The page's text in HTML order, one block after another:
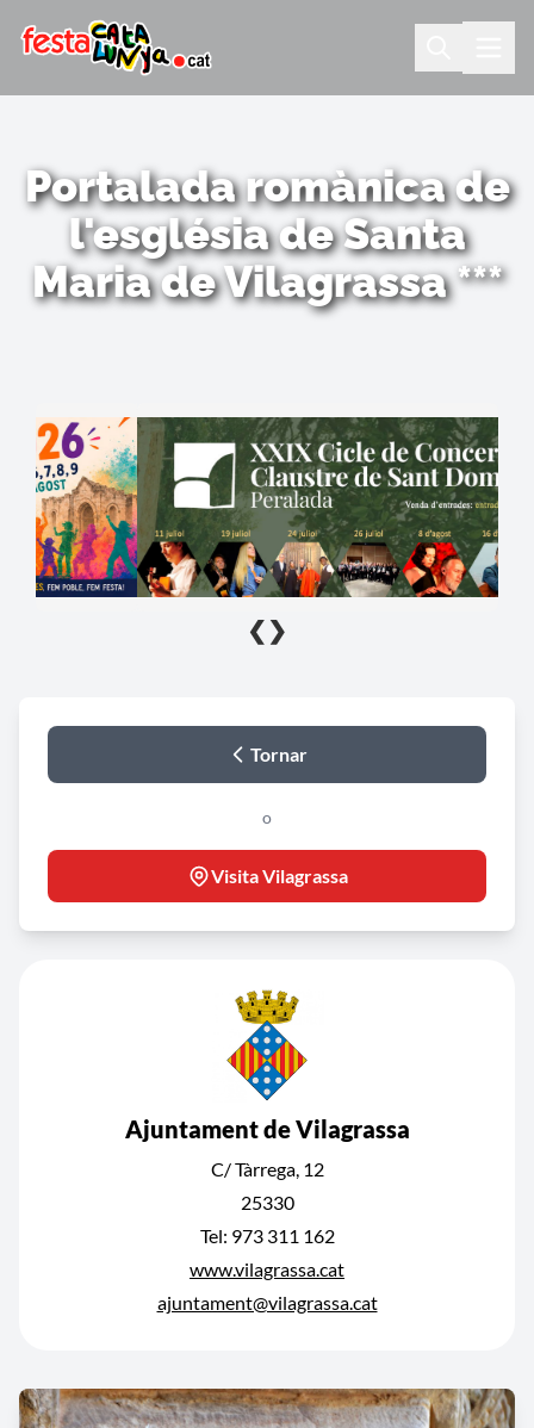
Portalada romànica de
l'església de Santa
Maria de Vilagrassa ***
❮ ❯
Tornar
o
Visita Vilagrassa
Ajuntament de Vilagrassa
C/ Tàrrega, 12
25330
Tel: 973 311 162
www.vilagrassa.cat
ajuntament@vilagrassa.cat